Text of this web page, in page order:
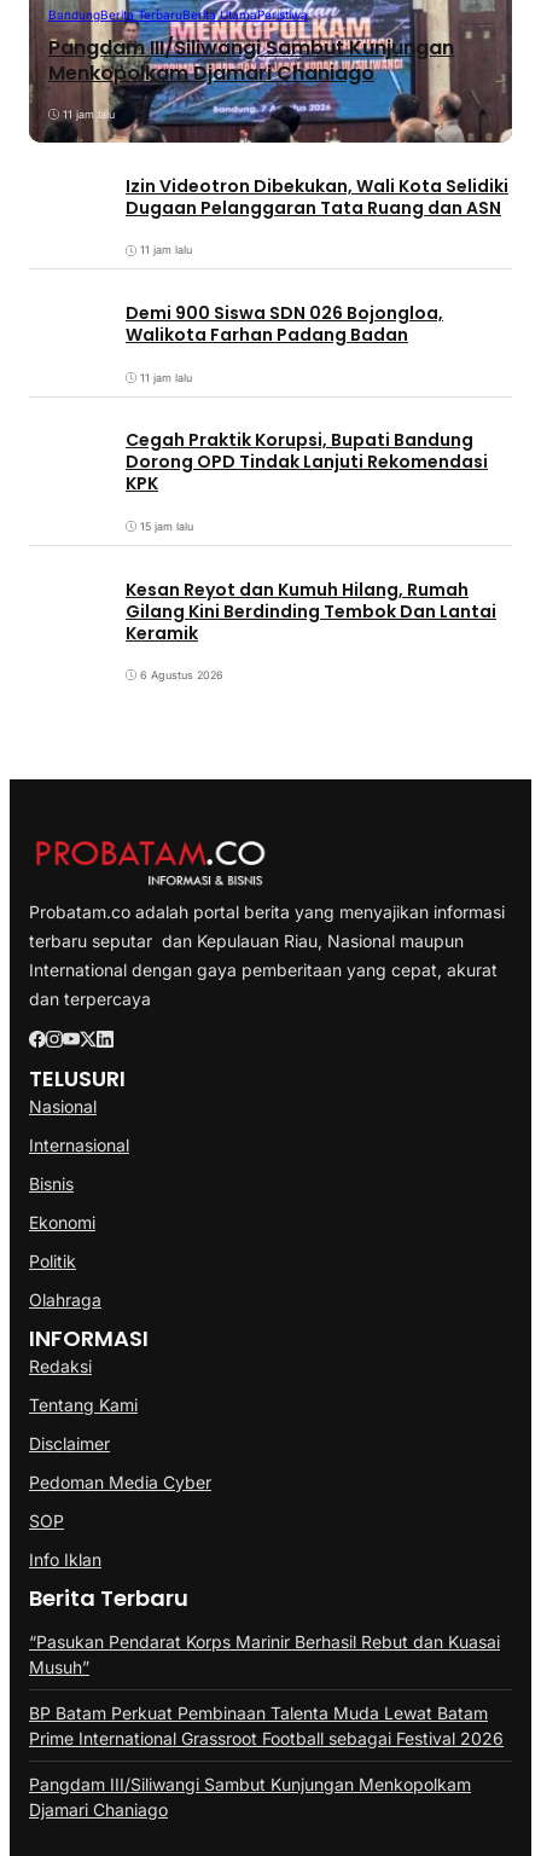
BandungBerita TerbaruBerita UtamaPeristiwa
Pangdam III/Siliwangi Sambut Kunjungan
Menkopolkam Djamari Chaniago
11 jam lalu
Izin Videotron Dibekukan, Wali Kota Selidiki
Dugaan Pelanggaran Tata Ruang dan ASN
11 jam lalu
Demi 900 Siswa SDN 026 Bojongloa,
Walikota Farhan Padang Badan
11 jam lalu
Cegah Praktik Korupsi, Bupati Bandung
Dorong OPD Tindak Lanjuti Rekomendasi
KPK
15 jam lalu
Kesan Reyot dan Kumuh Hilang, Rumah
Gilang Kini Berdinding Tembok Dan Lantai
Keramik
6 Agustus 2026
Probatam.co adalah portal berita yang menyajikan informasi
terbaru seputar dan Kepulauan Riau, Nasional maupun
International dengan gaya pemberitaan yang cepat, akurat
dan terpercaya
TELUSURI
Nasional
Internasional
Bisnis
Ekonomi
Politik
Olahraga
INFORMASI
Redaksi
Tentang Kami
Disclaimer
Pedoman Media Cyber
SOP
Info Iklan
Berita Terbaru
“Pasukan Pendarat Korps Marinir Berhasil Rebut dan Kuasai
Musuh”
BP Batam Perkuat Pembinaan Talenta Muda Lewat Batam
Prime International Grassroot Football sebagai Festival 2026
Pangdam III/Siliwangi Sambut Kunjungan Menkopolkam
Djamari Chaniago